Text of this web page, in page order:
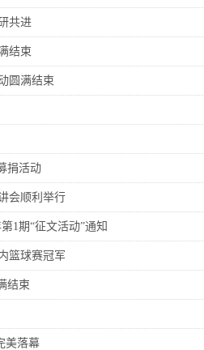
共进
结束
圆满结束
捐活动
会顺利举行
1期“征文活动”通知
篮球赛冠军
结束
美落幕